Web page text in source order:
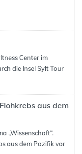
Center im
die Insel Sylt Tour
aus dem
„Wissenschaft“.
aus dem Pazifik vor